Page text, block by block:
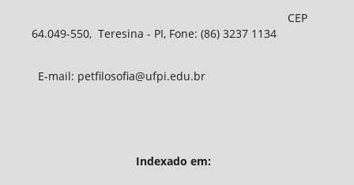
CEP
64.049-550, Teresina - PI, Fone: (86) 3237 1134
E-mail: petfilosofia@ufpi.edu.br
Indexado em: